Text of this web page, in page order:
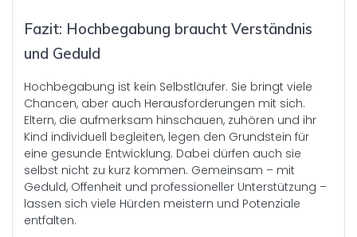
Fazit: Hochbegabung braucht Verständnis
und Geduld
Hochbegabung ist kein Selbstläufer. Sie bringt viele
Chancen, aber auch Herausforderungen mit sich.
Eltern, die aufmerksam hinschauen, zuhören und ihr
Kind individuell begleiten, legen den Grundstein für
eine gesunde Entwicklung. Dabei dürfen auch sie
selbst nicht zu kurz kommen. Gemeinsam – mit
Geduld, Offenheit und professioneller Unterstützung –
lassen sich viele Hürden meistern und Potenziale
entfalten.